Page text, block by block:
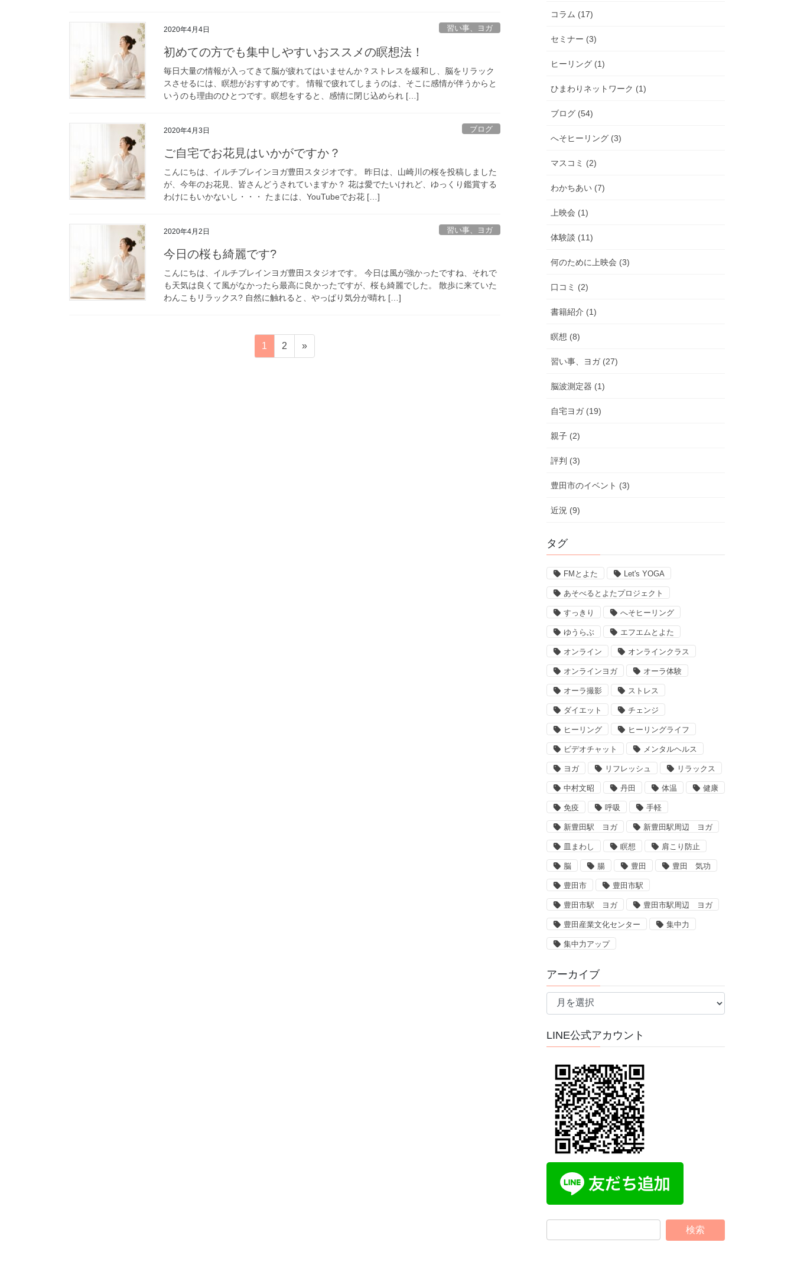
2020年4月4日 習い事、ヨガ
初めての方でも集中しやすいおススメの瞑想法！
毎日大量の情報が入ってきて脳が疲れてはいませんか？ストレスを緩和し、脳をリラック
スさせるには、瞑想がおすすめです。 情報で疲れてしまうのは、そこに感情が伴うからと
いうのも理由のひとつです。瞑想をすると、感情に閉じ込められ […]
2020年4月3日 ブログ
ご自宅でお花見はいかがですか？
こんにちは、イルチブレインヨガ豊田スタジオです。 昨日は、山崎川の桜を投稿しました
が、今年のお花見、皆さんどうされていますか？ 花は愛でたいけれど、ゆっくり鑑賞する
わけにもいかないし・・・ たまには、YouTubeでお花 […]
2020年4月2日 習い事、ヨガ
今日の桜も綺麗です?
こんにちは、イルチブレインヨガ豊田スタジオです。 今日は風が強かったですね、それで
も天気は良くて風がなかったら最高に良かったですが、桜も綺麗でした。 散歩に来ていた
わんこもリラックス? 自然に触れると、やっぱり気分が晴れ […]
固
定
1
固
定
2 »
コラム (17)
セミナー (3)
ヒーリング (1)
ひまわりネットワーク (1)
ブログ (54)
へそヒーリング (3)
マスコミ (2)
わかちあい (7)
上映会 (1)
体験談 (11)
何のために上映会 (3)
口コミ (2)
書籍紹介 (1)
瞑想 (8)
習い事、ヨガ (27)
脳波測定器 (1)
自宅ヨガ (19)
親子 (2)
評判 (3)
豊田市のイベント (3)
近況 (9)
タグ
FMとよた Let's YOGA
あそべるとよたプロジェクト
すっきり へそヒーリング
ゆうらぶ エフエムとよた
オンライン オンラインクラス
オンラインヨガ オーラ体験
オーラ撮影 ストレス
ダイエット チェンジ
ヒーリング ヒーリングライフ
ビデオチャット メンタルヘルス
ヨガ リフレッシュ リラックス
中村文昭 丹田 体温 健康
免疫 呼吸 手軽
新豊田駅 ヨガ 新豊田駅周辺 ヨガ
皿まわし 瞑想 肩こり防止
脳 腸 豊田 豊田 気功
豊田市 豊田市駅
豊田市駅 ヨガ 豊田市駅周辺 ヨガ
豊田産業文化センター 集中力
集中力アップ
アーカイブ
ア
イ
ブ
LINE公式アカウント